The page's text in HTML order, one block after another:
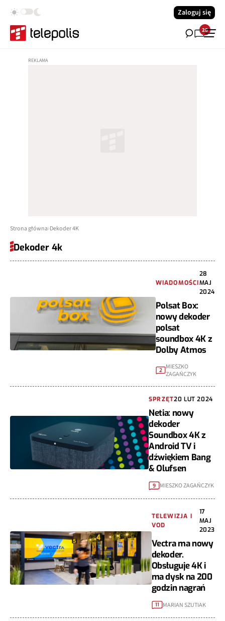
Zaloguj się
28
Strona główna Dekoder 4K
Dekoder 4k
WIADOMOŚCI
28
MAJ
2024
Polsat Box:
nowy dekoder
polsat
soundbox 4K z
Dolby Atmos
2 MIESZKO
ZAGAŃCZYK
SPRZĘT20 LUT 2024
Netia: nowy
dekoder
Soundbox 4K z
Android TV i
dźwiękiem Bang
& Olufsen
9 MIESZKO ZAGAŃCZYK
TELEWIZJA I
VOD
17
MAJ
2023
Vectra ma nowy
dekoder.
Obsługuje 4K i
ma dysk na 200
godzin nagrań
11 MARIAN SZUTIAK